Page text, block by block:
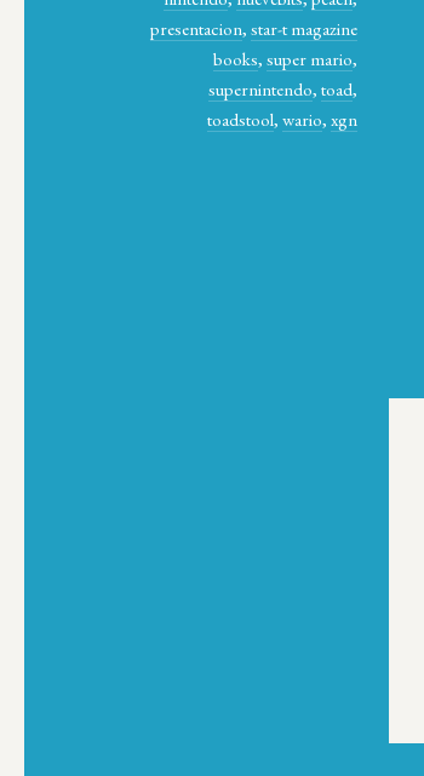
presentacion,star-t magazine
books,super mario,
supernintendo,toad,
toadstool,wario,xgn